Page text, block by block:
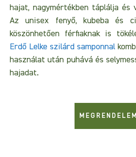
hajat, nagymértékben táplálja és
Az unisex fenyő, kubeba és
köszönhetően férfiaknak is
Erdő Lelke szilárd samponnal
használat után puhává és
hajadat.
MEGRENDELEM